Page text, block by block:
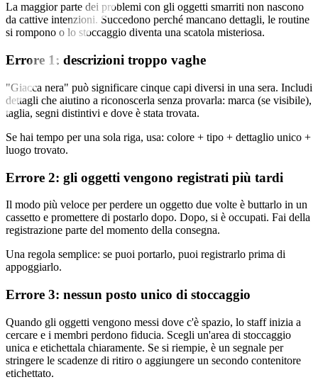
La maggior parte dei problemi con gli oggetti smarriti non nascono
da cattive intenzioni. Succedono perché mancano dettagli, le routine
si rompono o lo stoccaggio diventa una scatola misteriosa.
Errore 1: descrizioni troppo vaghe
"Giacca nera" può significare cinque capi diversi in una sera. Includi
dettagli che aiutino a riconoscerla senza provarla: marca (se visibile),
taglia, segni distintivi e dove è stata trovata.
Se hai tempo per una sola riga, usa: colore + tipo + dettaglio unico +
luogo trovato.
Errore 2: gli oggetti vengono registrati più tardi
Il modo più veloce per perdere un oggetto due volte è buttarlo in un
cassetto e promettere di postarlo dopo. Dopo, si è occupati. Fai della
registrazione parte del momento della consegna.
Una regola semplice: se puoi portarlo, puoi registrarlo prima di
appoggiarlo.
Errore 3: nessun posto unico di stoccaggio
Quando gli oggetti vengono messi dove c'è spazio, lo staff inizia a
cercare e i membri perdono fiducia. Scegli un'area di stoccaggio
unica e etichettala chiaramente. Se si riempie, è un segnale per
stringere le scadenze di ritiro o aggiungere un secondo contenitore
etichettato.